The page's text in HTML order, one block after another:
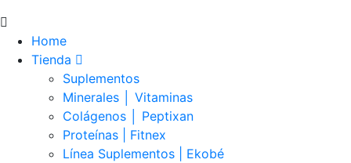
Home
Tienda
Suplementos
Minerales │ Vitaminas
Colágenos │ Peptixan
Proteínas | Fitnex
Línea Suplementos | Ekobé